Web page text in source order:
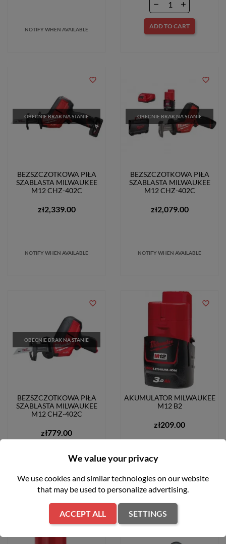
NOTIFY WHEN AVAILABLE ADD TO CART
OBECNIE BRAK NA STANIE
BEZSZCZOTKOWA PIŁA
SZABLASTA MILWAUKEE
M12 CHZ-402C
zł2,339.00
NOTIFY WHEN AVAILABLE
favorite_border
OBECNIE BRAK NA STANIE
BEZSZCZOTKOWA PIŁA
SZABLASTA MILWAUKEE
M12 CHZ-402C
zł2,079.00
NOTIFY WHEN AVAILABLE
favorite_border
OBECNIE BRAK NA STANIE
BEZSZCZOTKOWA PIŁA
SZABLASTA MILWAUKEE
M12 CHZ-402C
zł779.00
NOTIFY WHEN AVAILABLE
favorite_border
AKUMULATOR MILWAUKEE
M12 B2
zł209.00
favorite_border
favorite_border
We value your privacy
We use cookies and similar technologies on our website
that may be used to personalize advertising.
ACCEPT ALL SETTINGS